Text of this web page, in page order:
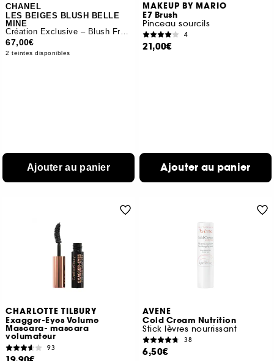
CHANEL
LES BEIGES BLUSH BELLE
MINE
Création Exclusive – Blush Fraîcheur
67,00€
2 teintes disponibles
Ajouter au panier
MAKEUP BY MARIO
E7 Brush
Pinceau sourcils
4
21,00€
Ajouter au panier
CHARLOTTE TILBURY
Exagger-Eyes Volume
Mascara- mascara
volumateur
93
AVENE
Cold Cream Nutrition
Stick lèvres nourrissant
38
6,50€